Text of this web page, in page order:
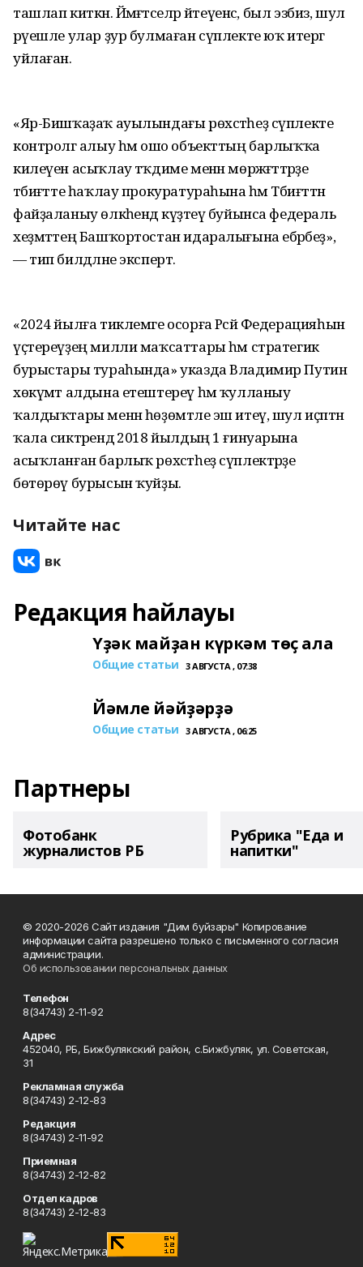
ташлап киткән. Йәмәғәтселәр әйтеүенсә, был эзбиз, шул
рәүешле улар ҙур булмаған сүплекте юҡ итергә
уйлаған.
«Яр-Бишҡаҙаҡ ауылындағы рөхсәтһеҙ сүплекте
контролгә алыу һәм ошо объекттың барлыҡҡа
килеүен асыҡлау тәҡдиме менән мөрәжәғәттәрҙе
тәбиғәтте һаҡлау прокуратураһына һәм Тәбиғәттән
файҙаланыу өлкәһендә күҙәтеү буйынса федераль
хеҙмәттең Башҡортостан идаралығына ебәрәбеҙ»,
— тип билдәләне эксперт.
«2024 йылға тиклемге осорға Рәсәй Федерацияһын
үҫтереүҙең милли маҡсаттары һәм стратегик
бурыстары тураһында» указда Владимир Путин
хөкүмәт алдына етештереү һәм ҡулланыу
ҡалдыҡтары менән һөҙөмтәле эш итеү, шул иҫәптән
ҡала сиктәрендә 2018 йылдың 1 ғинуарына
асыҡланған барлыҡ рөхсәтһеҙ сүплектәрҙе
бөтөрөү бурысын ҡуйҙы.
Читайте нас
Редакция һайлауы
Үҙәк майҙан күркәм төҫ ала
Общие статьи 3 АВГУСТА , 07:38
Йәмле йәйҙәрҙә
Общие статьи 3 АВГУСТА , 06:25
Партнеры
Фотобанк
журналистов РБ
Рубрика "Еда и
напитки"
© 2020-2026 Сайт издания "Дим буйзары" Копирование
информации сайта разрешено только с письменного согласия
администрации.
Об использовании персональных данных
Телефон
8(34743) 2-11-92
Адрес
452040, РБ, Бижбулякский район, с.Бижбуляк, ул. Советская,
31
Рекламная служба
8(34743) 2-12-83
Редакция
8(34743) 2-11-92
Приемная
8(34743) 2-12-82
Отдел кадров
8(34743) 2-12-83